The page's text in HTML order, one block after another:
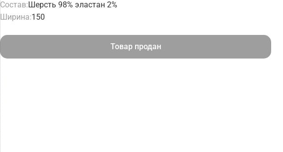
Состав:Шерсть 98% эластан 2%
Ширина:150
Товар продан